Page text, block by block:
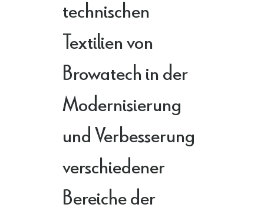
technischen
Textilien von
Browatech in der
Modernisierung
und Verbesserung
verschiedener
Bereiche der